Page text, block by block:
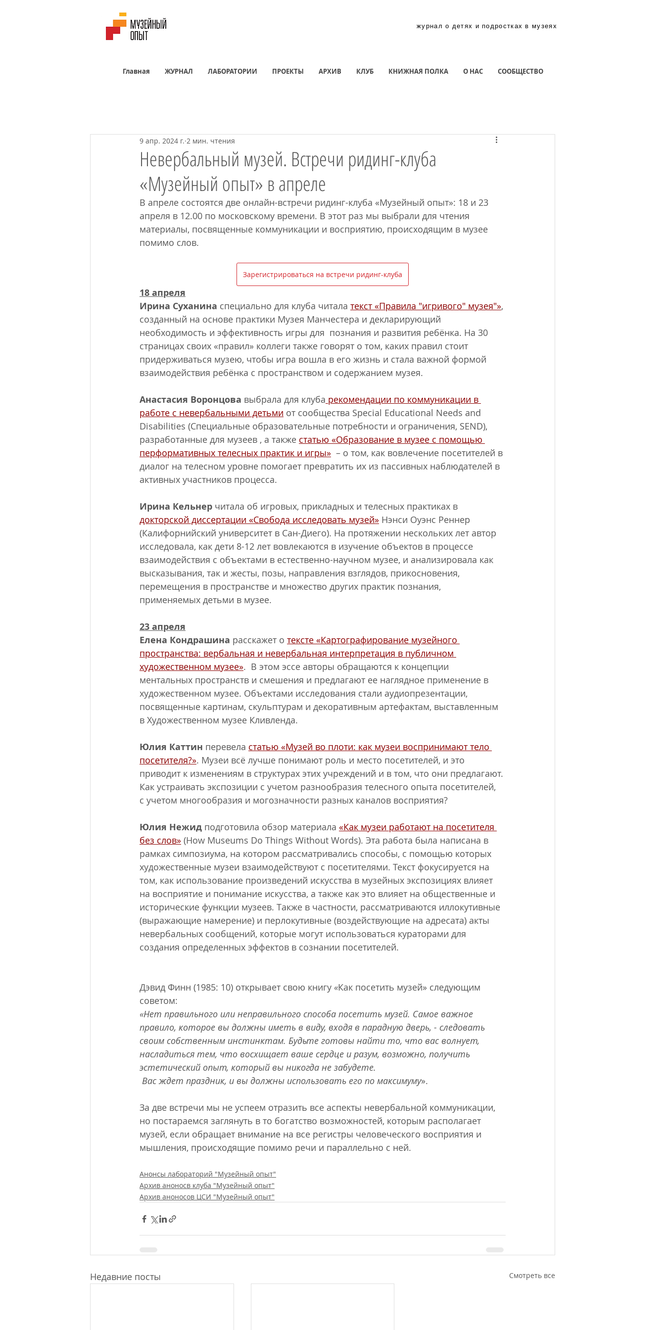
журнал о детях и подростках в музеях
Главная ЖУРНАЛ ЛАБОРАТОРИИ ПРОЕКТЫ АРХИВ КЛУБ КНИЖНАЯ ПОЛКА О НАС СООБЩЕСТВО
Невербальный музей. Встречи ридинг-клуба
«Музейный опыт» в апреле
9 апр. 2024 г. 2 мин. чтения
В апреле состоятся две онлайн-встречи ридинг-клуба «Музейный опыт»: 18 и 23
апреля в 12.00 по московскому времени. В этот раз мы выбрали для чтения
материалы, посвященные коммуникации и восприятию, происходящим в музее
помимо слов.
Зарегистрироваться на встречи ридинг-клуба
18 апреля
Ирина Суханина специально для клуба читала текст «Правила "игривого" музея"»,
созданный на основе практики Музея Манчестера и декларирующий
необходимость и эффективность игры для  познания и развития ребёнка. На 30
страницах своих «правил» коллеги также говорят о том, каких правил стоит
придерживаться музею, чтобы игра вошла в его жизнь и стала важной формой
взаимодействия ребёнка с пространством и содержанием музея.
Анастасия Воронцова выбрала для клуба рекомендации по коммуникации в
работе с невербальными детьми от сообщества Special Educational Needs and
Disabilities (Специальные образовательные потребности и ограничения, SEND),
разработанные для музеев , а также статью «Образование в музее с помощью
перформативных телесных практик и игры»
  – о том, как вовлечение посетителей в
диалог на телесном уровне помогает превратить их из пассивных наблюдателей в
активных участников процесса.
Ирина Кельнер читала об игровых, прикладных и телесных практиках в
докторской диссертации «Свобода исследовать музей» Нэнси Оуэнс Реннер
(Калифорнийский университет в Сан-Диего). На протяжении нескольких лет автор
исследовала, как дети 8-12 лет вовлекаются в изучение объектов в процессе
взаимодействия с объектами в естественно-научном музее, и анализировала как
высказывания, так и жесты, позы, направления взглядов, прикосновения,
перемещения в пространстве и множество других практик познания,
применяемых детьми в музее.
23 апреля
Елена Кондрашина расскажет о тексте «Картографирование музейного
пространства: вербальная и невербальная интерпретация в публичном
художественном музее».  В этом эссе авторы обращаются к концепции
ментальных пространств и смешения и предлагают ее наглядное применение в
художественном музее. Объектами исследования стали аудиопрезентации,
посвященные картинам, скульптурам и декоративным артефактам, выставленным
в Художественном музее Кливленда.
Юлия Каттин перевела статью «Музей во плоти: как музеи воспринимают тело
посетителя?». Музеи всё лучше понимают роль и место посетителей, и это
приводит к изменениям в структурах этих учреждений и в том, что они предлагают.
Как устраивать экспозиции с учетом разнообразия телесного опыта посетителей,
с учетом многообразия и могозначности разных каналов восприятия?
Юлия Нежид подготовила обзор материала «Как музеи работают на посетителя
без слов» (How Museums Do Things Without Words). Эта работа была написана в
рамках симпозиума, на котором рассматривались способы, с помощью которых
художественные музеи взаимодействуют с посетителями. Текст фокусируется на
том, как использование произведений искусства в музейных экспозициях влияет
на восприятие и понимание искусства, а также как это влияет на общественные и
исторические функции музеев. Также в частности, рассматриваются иллокутивные
(выражающие намерение) и перлокутивные (воздействующие на адресата) акты
невербальных сообщений, которые могут использоваться кураторами для
создания определенных эффектов в сознании посетителей.
Дэвид Финн (1985: 10) открывает свою книгу «Как посетить музей» следующим
советом:
«Нет правильного или неправильного способа посетить музей. Самое важное
правило, которое вы должны иметь в виду, входя в парадную дверь, - следовать
своим собственным инстинктам. Будьте готовы найти то, что вас волнует,
насладиться тем, что восхищает ваше сердце и разум, возможно, получить
эстетический опыт, который вы никогда не забудете.
Вас ждет праздник, и вы должны использовать его по максимуму».
За две встречи мы не успеем отразить все аспекты невербальной коммуникации,
но постараемся заглянуть в то богатство возможностей, которым располагает
музей, если обращает внимание на все регистры человеческого восприятия и
мышления, происходящие помимо речи и параллельно с ней.
Анонсы лабораторий "Музейный опыт"
Архив аноносв клуба "Музейный опыт"
Архив аноносов ЦСИ "Музейный опыт"
Недавние посты Смотреть все